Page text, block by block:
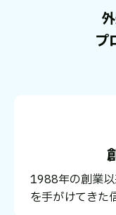
プ
1988年の創業
を手がけてきた